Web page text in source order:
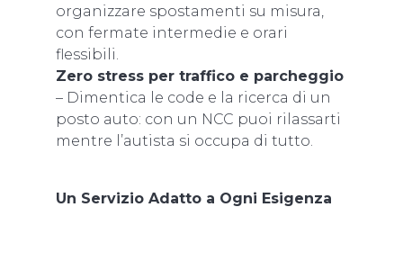
organizzare spostamenti su misura,
con fermate intermedie e orari
flessibili.
Zero stress per traffico e parcheggio
– Dimentica le code e la ricerca di un
posto auto: con un NCC puoi rilassarti
mentre l’autista si occupa di tutto.
Un Servizio Adatto a Ogni Esigenza